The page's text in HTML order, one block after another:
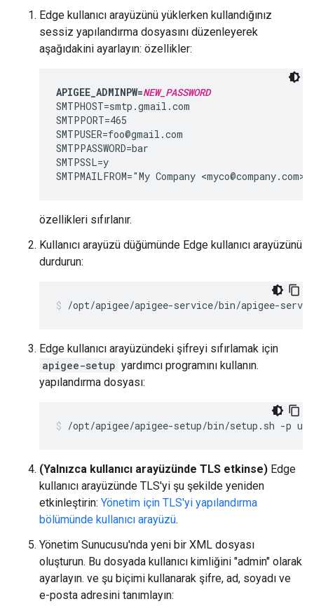
Edge kullanıcı arayüzünü yüklerken kullandığınız
sessiz yapılandırma dosyasını düzenleyerek
aşağıdakini ayarlayın: özellikler:
APIGEE_ADMINPW=NEW_PASSWORD
SMTPHOST=smtp.gmail.com
SMTPPORT=465
SMTPUSER=foo@gmail.com
SMTPPASSWORD=bar
SMTPSSL=y
SMTPMAILFROM="My Company <myco@company.com>"
özellikleri sıfırlanır.
Kullanıcı arayüzü düğümünde Edge kullanıcı arayüzünü
durdurun:
/opt/apigee/apigee-service/bin/apigee-
Edge kullanıcı arayüzündeki şifreyi sıfırlamak için
apigee-setup yardımcı programını kullanın.
yapılandırma dosyası:
/opt/apigee/apigee-setup/bin/setup.sh -p
(Yalnızca kullanıcı arayüzünde TLS etkinse) Edge
kullanıcı arayüzünde TLS'yi şu şekilde yeniden
etkinleştirin: Yönetim için TLS'yi yapılandırma
bölümünde kullanıcı arayüzü.
Yönetim Sunucusu'nda yeni bir XML dosyası
oluşturun. Bu dosyada kullanıcı kimliğini "admin" olarak
ayarlayın. ve şu biçimi kullanarak şifre, ad, soyadı ve
e-posta adresini tanımlayın: